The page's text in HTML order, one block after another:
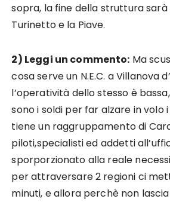
sopra, la fine della struttura sarà
Turinetto e la Piave.
2) Leggi un commento: Ma
cosa serve un N.E.C. a Villanova
l’operatività dello stesso è
sono i soldi per far alzare in volo
tiene un raggruppamento di
piloti,specialisti ed addetti
sporporzionato alla reale
per attraversare 2 regioni ci
minuti, e allora perchè non